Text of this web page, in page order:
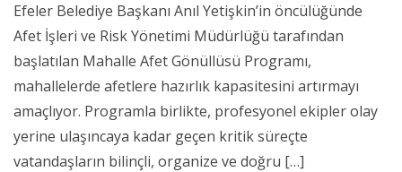
Efeler Belediye Başkanı Anıl Yetişkin’in öncülüğünde
Afet İşleri ve Risk Yönetimi Müdürlüğü tarafından
başlatılan Mahalle Afet Gönüllüsü Programı,
mahallelerde afetlere hazırlık kapasitesini artırmayı
amaçlıyor. Programla birlikte, profesyonel ekipler olay
yerine ulaşıncaya kadar geçen kritik süreçte
vatandaşların bilinçli, organize ve doğru […]